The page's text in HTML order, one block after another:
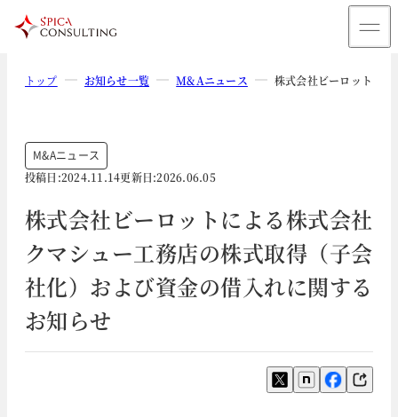
トップ お知らせ一覧 M&Aニュース 株式会社ビーロットに
M&Aニュース
投稿日:2024.11.14更新日:2026.06.05
株式会社ビーロットによる株式会社
クマシュー工務店の株式取得（子会
社化）および資金の借入れに関する
お知らせ